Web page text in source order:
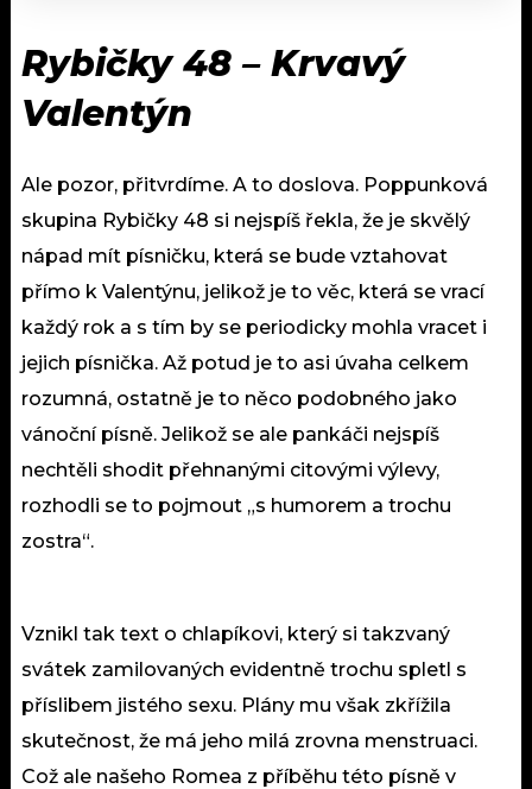
Rybičky 48 – Krvavý
Valentýn
Ale pozor, přitvrdíme. A to doslova. Poppunková
skupina Rybičky 48 si nejspíš řekla, že je skvělý
nápad mít písničku, která se bude vztahovat
přímo k Valentýnu, jelikož je to věc, která se vrací
každý rok a s tím by se periodicky mohla vracet i
jejich písnička. Až potud je to asi úvaha celkem
rozumná, ostatně je to něco podobného jako
vánoční písně. Jelikož se ale pankáči nejspíš
nechtěli shodit přehnanými citovými výlevy,
rozhodli se to pojmout „s humorem a trochu
zostra“.
Vznikl tak text o chlapíkovi, který si takzvaný
svátek zamilovaných evidentně trochu spletl s
příslibem jistého sexu. Plány mu však zkřížila
skutečnost, že má jeho milá zrovna menstruaci.
Což ale našeho Romea z příběhu této písně v